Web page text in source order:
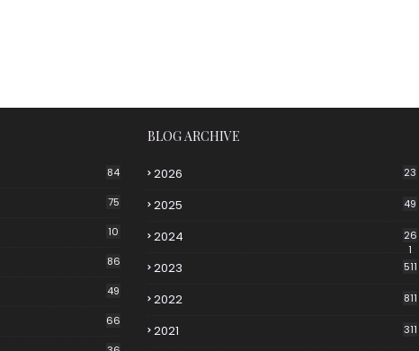
84
75
10
86
49
66
BLOG ARCHIVE
2026 23
2025 49
2024
26
1
2023 511
2022 811
2021 311